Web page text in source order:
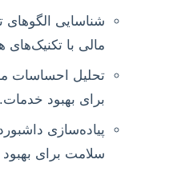
شناسایی
مالی با
تحلیل احساسات
برای بهبود خدمات.
پیاده‌سازی
سلامت برای